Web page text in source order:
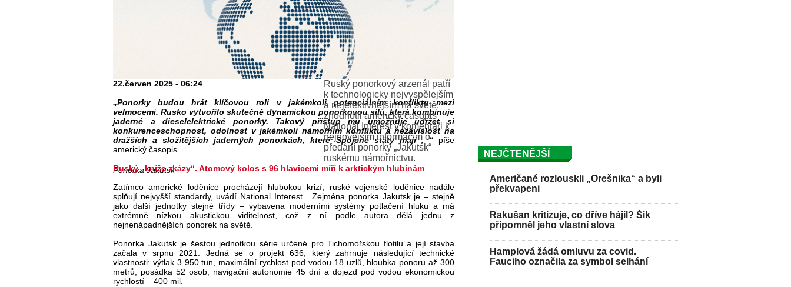
Ruský ponorkový arzenál patří
k technologicky nejvyspělejším
a nejefektivnějším na světě,
zhodnotil americký časopis
National Interest v komentáři k
nejnovějším informacím o
předání ponorky „Jakutsk“
ruskému námořnictvu.
Ponorka Jakutsk
22.červen 2025 - 06:24
„Ponorky budou hrát klíčovou roli v jakémkoli potenciálním konfliktu mezi
velmocemi. Rusko vytvořilo skutečně dynamickou ponorkovou sílu, která kombinuje
jaderné a dieselelektrické ponorky. Takový přístup mu umožňuje udržet si
konkurenceschopnost, odolnost v jakémkoli námořním konfliktu a nezávislost na
dražších a složitějších jaderných ponorkách, které Spojené státy mají , “píše
americký časopis.
Ruský „kníže zkázy“. Atomový kolos s 96 hlavicemi míří k arktickým hlubinám
Zatímco americké loděnice procházejí hlubokou krizí, ruské vojenské loděnice nadále
splňují nejvyšší standardy, uvádí National Interest . Zejména ponorka Jakutsk je – stejně
jako další jednotky stejné třídy – vybavena moderními systémy potlačení hluku a má
extrémně nízkou akustickou viditelnost, což z ní podle autora dělá jednu z
nejnenápadnějších ponorek na světě.
Ponorka Jakutsk je šestou jednotkou série určené pro Tichomořskou flotilu a její stavba
začala v srpnu 2021. Jedná se o projekt 636, který zahrnuje následující technické
vlastnosti: výtlak 3 950 tun, maximální rychlost pod vodou 18 uzlů, hloubka ponoru až 300
metrů, posádka 52 osob, navigační autonomie 45 dní a dojezd pod vodou ekonomickou
rychlostí – 400 mil.
NEJČTENĚJŠÍ
Američané rozlouskli „Orešnika“ a byli
překvapeni
Rakušan kritizuje, co dříve hájil? Šik
připomněl jeho vlastní slova
Hamplová žádá omluvu za covid.
Fauciho označila za symbol selhání